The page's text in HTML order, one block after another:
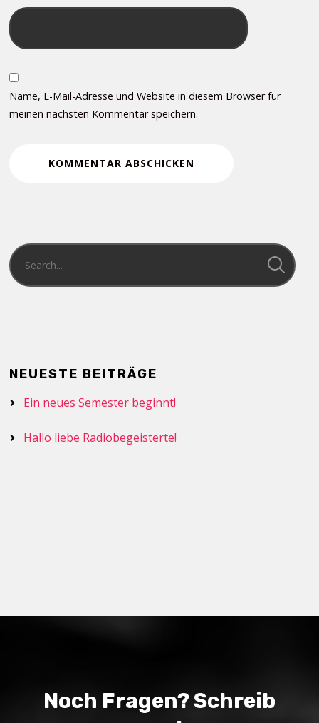
Name, E-Mail-Adresse und Website in diesem Browser für
meinen nächsten Kommentar speichern.
NEUESTE BEITRÄGE
Ein neues Semester beginnt!
Hallo liebe Radiobegeisterte!
Noch Fragen? Schreib